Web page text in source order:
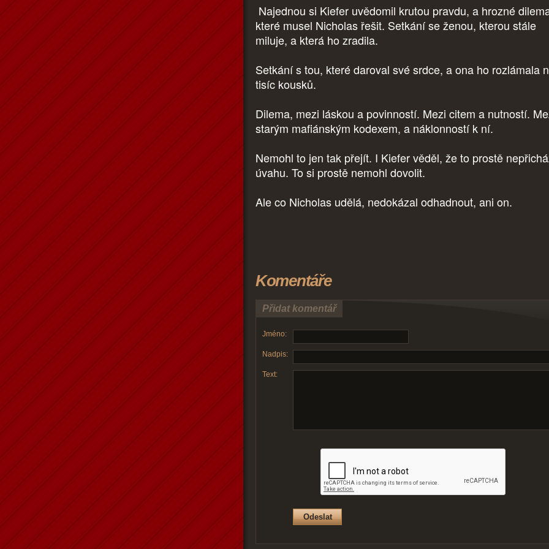
Najednou si Kiefer uvědomil krutou pravdu, a hrozné
které musel Nicholas řešit. Setkání se ženou, kterou stále
miluje, a která ho zradila.
Setkání s tou, které daroval své srdce, a ona ho rozlámala
tisíc kousků.
Dilema, mezi láskou a povinností. Mezi citem a nutností.
starým mafiánským kodexem, a náklonností k ní.
Nemohl to jen tak přejít. I Kiefer věděl, že to prostě
úvahu. To si prostě nemohl dovolit.
Ale co Nicholas udělá, nedokázal odhadnout, ani on.
Komentáře
Přidat komentář
Jméno:
Nadpis:
Text: